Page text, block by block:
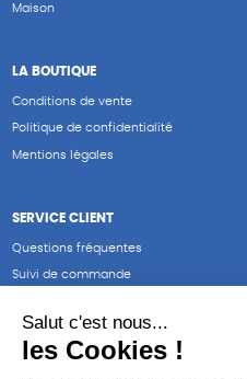
Maison
LA BOUTIQUE
Conditions de vente
Politique de confidentialité
Mentions légales
SERVICE CLIENT
Questions fréquentes
Suivi de commande
Renvoyer des articles